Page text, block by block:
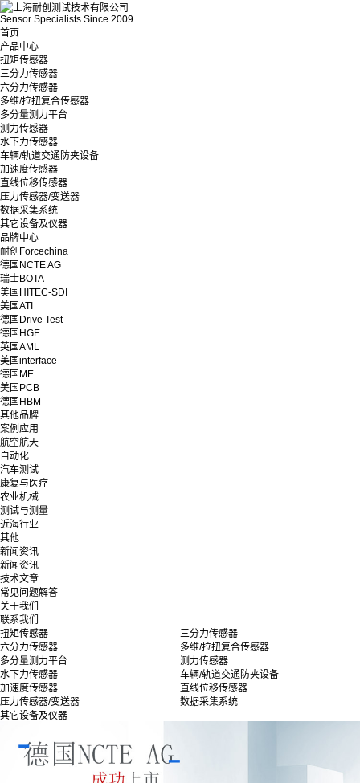
Sensor Specialists Since 2009
首页
产品中心
扭矩传感器
三分力传感器
六分力传感器
多维/拉扭复合传感器
多分量测力平台
测力传感器
水下力传感器
车辆/轨道交通防夹设备
加速度传感器
直线位移传感器
压力传感器/变送器
数据采集系统
其它设备及仪器
品牌中心
耐创Forcechina
德国NCTE AG
瑞士BOTA
美国HITEC-SDI
美国ATI
德国Drive Test
德国HGE
英国AML
美国interface
德国ME
美国PCB
德国HBM
其他品牌
案例应用
航空航天
自动化
汽车测试
康复与医疗
农业机械
测试与测量
近海行业
其他
新闻资讯
新闻资讯
技术文章
常见问题解答
关于我们
联系我们
扭矩传感器
三分力传感器
六分力传感器
多维/拉扭复合传感器
多分量测力平台
测力传感器
水下力传感器
车辆/轨道交通防夹设备
加速度传感器
直线位移传感器
压力传感器/变送器
数据采集系统
其它设备及仪器